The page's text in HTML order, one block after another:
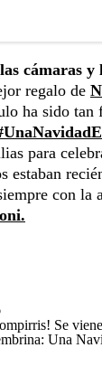
cámaras y
regalo de
ha sido tan
para
estaban
con la
Se
Una